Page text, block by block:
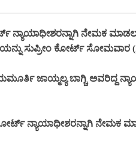
ನೇಮಕ
ಸುಪ್ರೀಂ ಕೋರ್ಟ್ ಸೋಮವಾರ
ಜಾಯ್ಮಲ್ಯ ಬಾಗ್ಚಿ ಅವರಿದ್ದ
ನ್ಯಾಯಾಧೀಶರನ್ನಾಗಿ ನೇಮಕ